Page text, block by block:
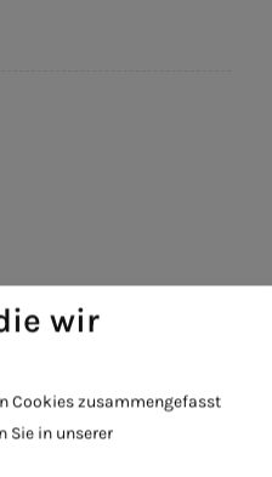
-
Naturheilkunde
wir
Cookies zusammengefasst
Sie in unserer